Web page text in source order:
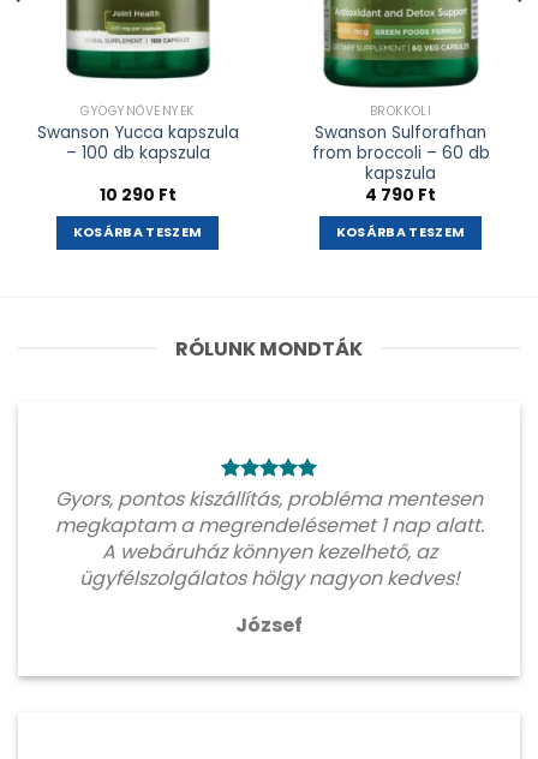
GYÓGYNÖVÉNYEK
Swanson Yucca kapszula
– 100 db kapszula
10 290 Ft
KOSÁRBA TESZEM
BROKKOLI
Swanson Sulforafhan
from broccoli – 60 db
kapszula
4 790 Ft
KOSÁRBA TESZEM
RÓLUNK MONDTÁK
Gyors, pontos kiszállítás, probléma mentesen
megkaptam a megrendelésemet 1 nap alatt.
A webáruház könnyen kezelhető, az
ügyfélszolgálatos hölgy nagyon kedves!
József